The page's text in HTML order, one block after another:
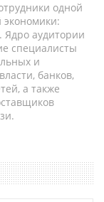
одной
экономики:
аудитории
специалисты
и
банков,
а также